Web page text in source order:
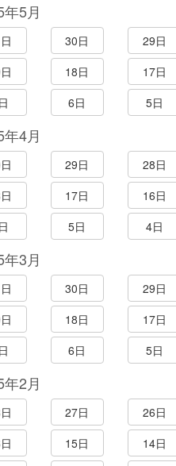
5月
30日 29日
18日 17日
6日 5日
4月
29日 28日
17日 16日
5日 4日
3月
30日 29日
18日 17日
6日 5日
2月
27日 26日
15日 14日